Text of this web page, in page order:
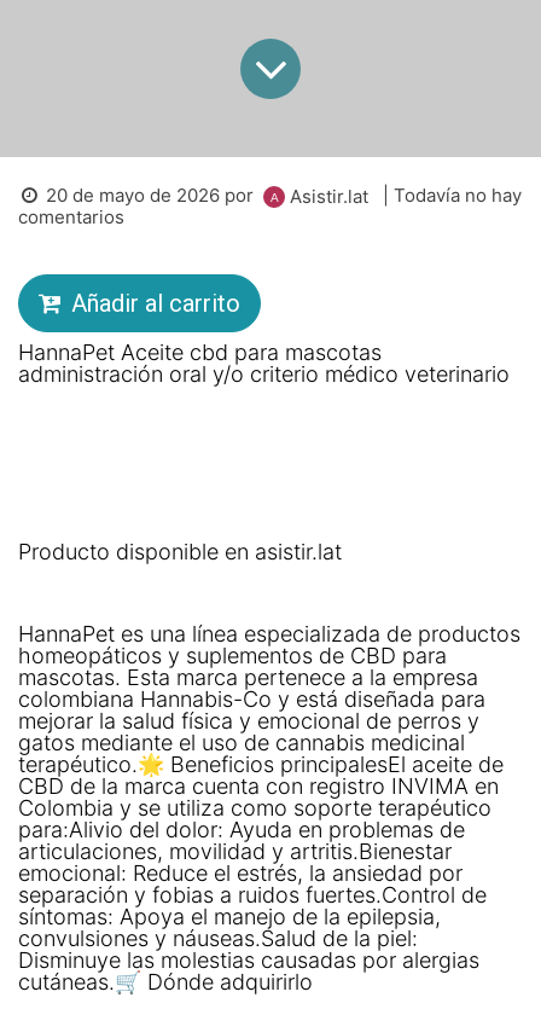
20 de mayo de 2026 por Asistir.lat
| Todavía no hay
comentarios
Añadir al carrito
HannaPet Aceite cbd para mascotas
administración oral y/o criterio médico veterinario
Producto disponible en asistir.lat
HannaPet es una línea especializada de productos
homeopáticos y suplementos de CBD para
mascotas. Esta marca pertenece a la empresa
colombiana Hannabis-Co y está diseñada para
mejorar la salud física y emocional de perros y
gatos mediante el uso de cannabis medicinal
terapéutico.🌟 Beneficios principalesEl aceite de
CBD de la marca cuenta con registro INVIMA en
Colombia y se utiliza como soporte terapéutico
para:Alivio del dolor: Ayuda en problemas de
articulaciones, movilidad y artritis.Bienestar
emocional: Reduce el estrés, la ansiedad por
separación y fobias a ruidos fuertes.Control de
síntomas: Apoya el manejo de la epilepsia,
convulsiones y náuseas.Salud de la piel:
Disminuye las molestias causadas por alergias
cutáneas.🛒 Dónde adquirirlo